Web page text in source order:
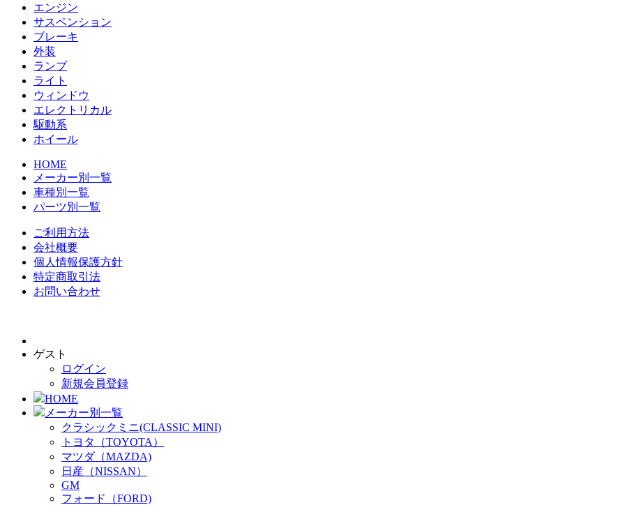
エンジン
サスペンション
ブレーキ
外装
ランプ
ライト
ウィンドウ
エレクトリカル
駆動系
ホイール
HOME
メーカー別一覧
車種別一覧
パーツ別一覧
ご利用方法
会社概要
個人情報保護方針
特定商取引法
お問い合わせ
ゲスト
ログイン
新規会員登録
HOME
メーカー別一覧
クラシックミニ(CLASSIC MINI)
トヨタ（TOYOTA）
マツダ（MAZDA)
日産（NISSAN）
GM
フォード（FORD)